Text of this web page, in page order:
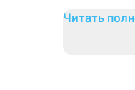
Читать